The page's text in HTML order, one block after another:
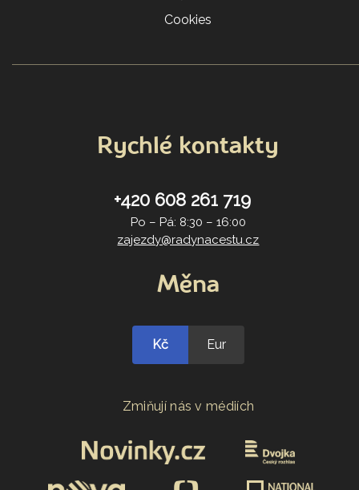
Cookies
Rychlé kontakty
+420 608 261 719
Po – Pá: 8:30 – 16:00
zajezdy@radynacestu.cz
Měna
Kč Eur
Zmiňují nás v médiích